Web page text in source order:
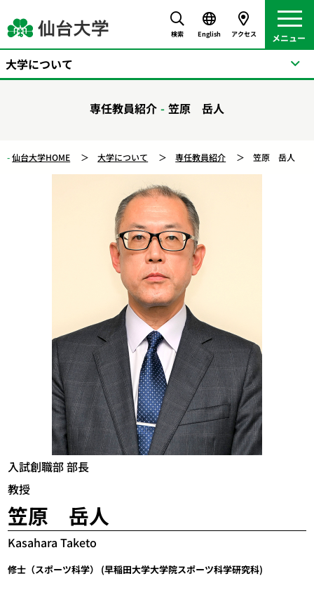
検索 English アクセス
専任教員紹介 笠原 岳人
仙台大学HOME 大学について 専任教員紹介 笠原 岳人
入試創職部 部長
教授
笠原 岳人
Kasahara Taketo
修士（スポーツ科学） (早稲田大学大学院スポーツ科学研究科)
大学について